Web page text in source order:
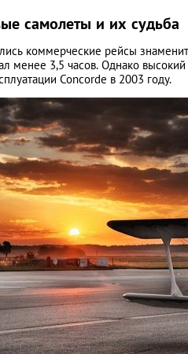
самолеты и их судьба
коммерческие рейсы
менее 3,5 часов. Однако высокий
Concorde в 2003 году.